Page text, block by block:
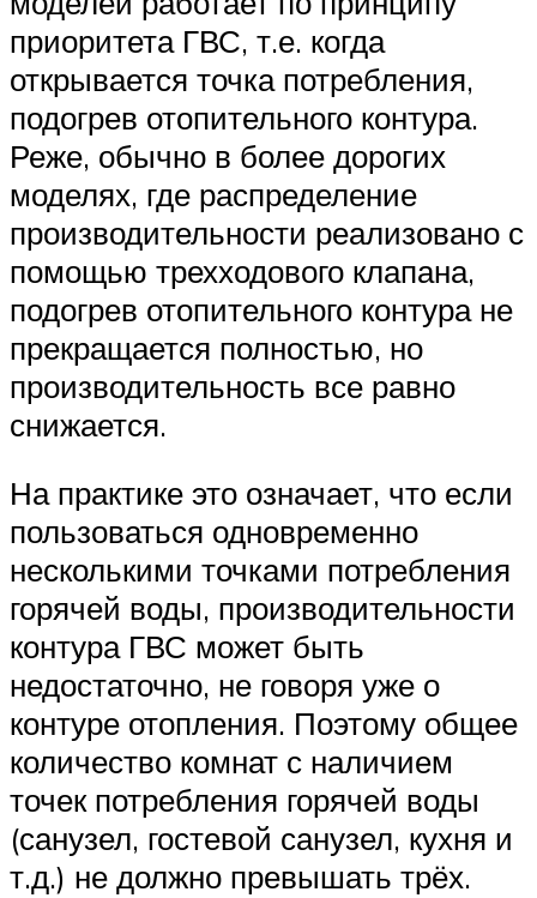
приоритета ГВС, т.е. когда
открывается точка потребления,
подогрев отопительного контура.
Реже, обычно в более дорогих
моделях, где распределение
производительности реализовано с
помощью трехходового клапана,
подогрев отопительного контура не
прекращается полностью, но
производительность все равно
снижается.
На практике это означает, что если
пользоваться одновременно
несколькими точками потребления
горячей воды, производительности
контура ГВС может быть
недостаточно, не говоря уже о
контуре отопления. Поэтому общее
количество комнат с наличием
точек потребления горячей воды
(санузел, гостевой санузел, кухня и
т.д.) не должно превышать трёх.